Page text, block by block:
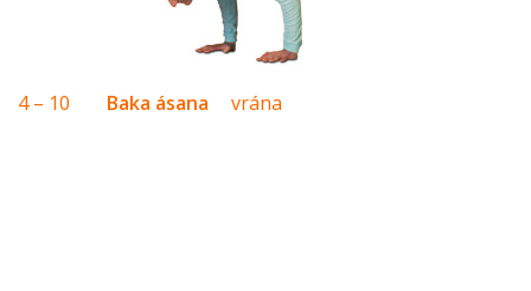
4 – 10 Baka ásana vrána